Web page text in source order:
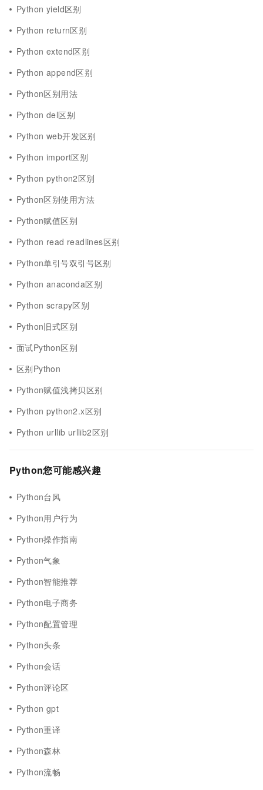
Python yield区别
Python return区别
Python extend区别
Python append区别
Python区别用法
Python del区别
Python web开发区别
Python import区别
Python python2区别
Python区别使用方法
Python赋值区别
Python read readlines区别
Python单引号双引号区别
Python anaconda区别
Python scrapy区别
Python旧式区别
面试Python区别
区别Python
Python赋值浅拷贝区别
Python python2.x区别
Python urllib urllib2区别
Python您可能感兴趣
Python台风
Python用户行为
Python操作指南
Python气象
Python智能推荐
Python电子商务
Python配置管理
Python头条
Python会话
Python评论区
Python gpt
Python重译
Python森林
Python流畅